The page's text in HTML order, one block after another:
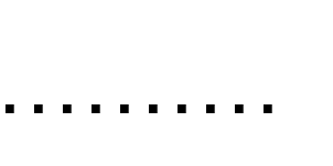
■ ■ ■ ■ ■ ■ ■ ■ ■